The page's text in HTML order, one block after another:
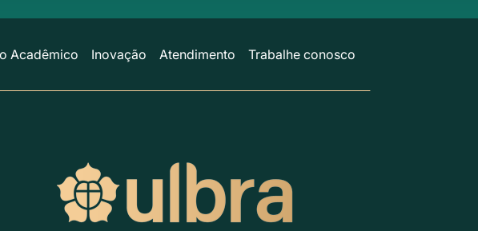
Acadêmico Inovação Atendimento Trabalhe conosco